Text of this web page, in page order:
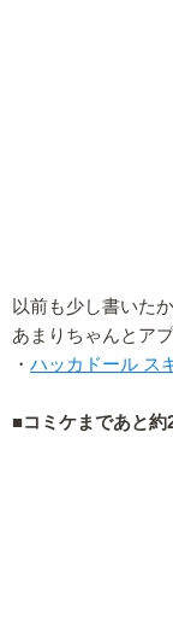
以前も少し書いた
あまりちゃんとア
・ ハッカドール ス
■コミケまであと約